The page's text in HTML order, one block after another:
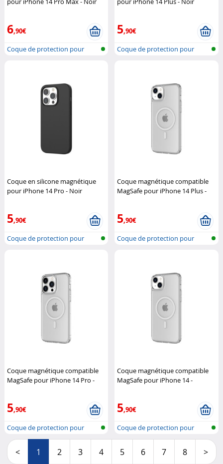
6,90€
Coque de protection pour
5,90€
Coque de protection pour
Coque en silicone magnétique
pour iPhone 14 Pro - Noir
5,90€
Coque de protection pour
Coque magnétique compatible
MagSafe pour iPhone 14 Plus -
5,90€
Coque de protection pour
Coque magnétique compatible
MagSafe pour iPhone 14 Pro -
5,90€
Coque de protection pour
iPhone 14,...
Coque magnétique compatible
MagSafe pour iPhone 14 -
5,90€
Coque de protection pour
iPhone 14,...
< 1 2 3 4 5 6 7 8 >